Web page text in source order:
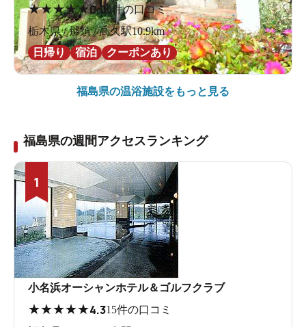
★★★★★0.00件の口コミ
栃木県 / 那須 / 高久駅10.9km
日帰り
宿泊 クーポンあり
福島県の温浴施設をもっと見る
福島県の週間アクセスランキング
1
小名浜オーシャンホテル＆ゴルフクラブ
★★★★★4.315件の口コミ